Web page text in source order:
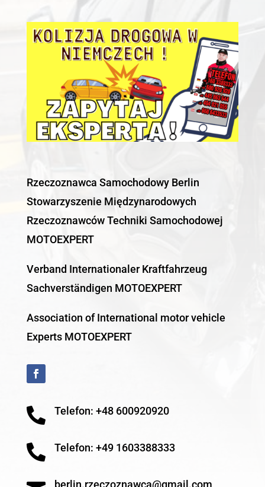
Rzeczoznawca Samochodowy Berlin
Stowarzyszenie Międzynarodowych
Rzeczoznawców Techniki Samochodowej
MOTOEXPERT
Verband Internationaler Kraftfahrzeug
Sachverständigen MOTOEXPERT
Association of International motor vehicle
Experts MOTOEXPERT
 Telefon: +48 600920920
 Telefon: +49 1603388333
berlin.rzeczoznawca@gmail.com